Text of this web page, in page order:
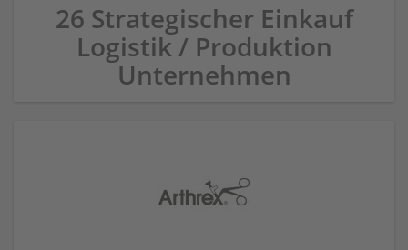
26 Strategischer Einkauf
Logistik / Produktion
Unternehmen